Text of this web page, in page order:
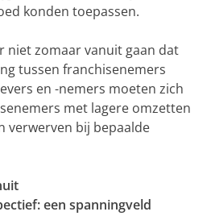
konden toepassen.
niet zomaar vanuit gaan dat
tussen franchisenemers
en -nemers moeten zich
met lagere omzetten
verwerven bij bepaalde
een spanningveld